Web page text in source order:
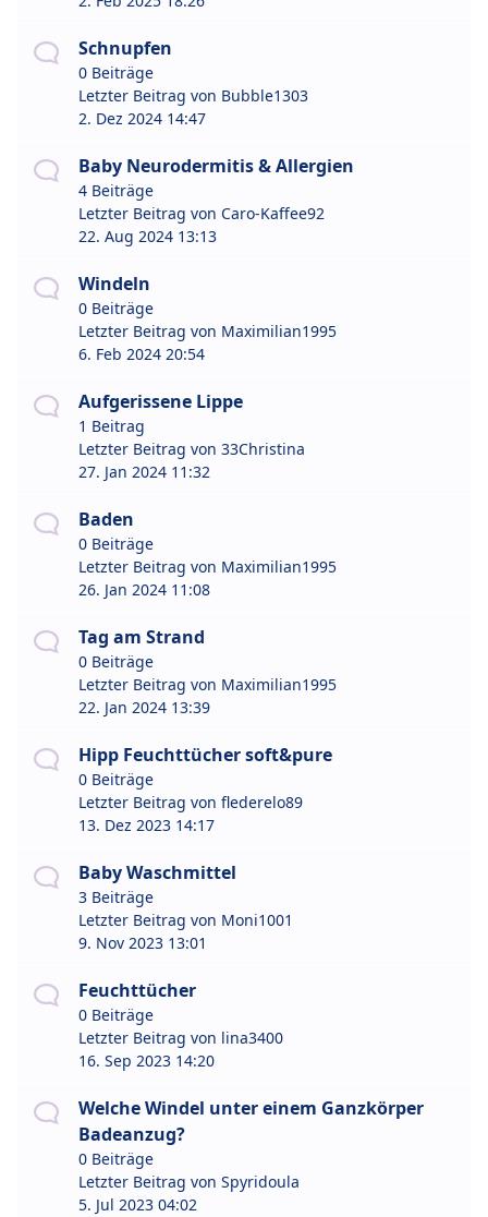
Schnupfen
0 Beiträge
Letzter Beitrag von Bubble1303
2. Dez 2024 14:47
Baby Neurodermitis & Allergien
4 Beiträge
Letzter Beitrag von Caro-Kaffee92
22. Aug 2024 13:13
Windeln
0 Beiträge
Letzter Beitrag von Maximilian1995
6. Feb 2024 20:54
Aufgerissene Lippe
1 Beitrag
Letzter Beitrag von 33Christina
27. Jan 2024 11:32
Baden
0 Beiträge
Letzter Beitrag von Maximilian1995
26. Jan 2024 11:08
Tag am Strand
0 Beiträge
Letzter Beitrag von Maximilian1995
22. Jan 2024 13:39
Hipp Feuchttücher soft&pure
0 Beiträge
Letzter Beitrag von flederelo89
13. Dez 2023 14:17
Baby Waschmittel
3 Beiträge
Letzter Beitrag von Moni1001
9. Nov 2023 13:01
Feuchttücher
0 Beiträge
Letzter Beitrag von lina3400
16. Sep 2023 14:20
Welche Windel unter einem Ganzkörper
Badeanzug?
0 Beiträge
Letzter Beitrag von Spyridoula
5. Jul 2023 04:02